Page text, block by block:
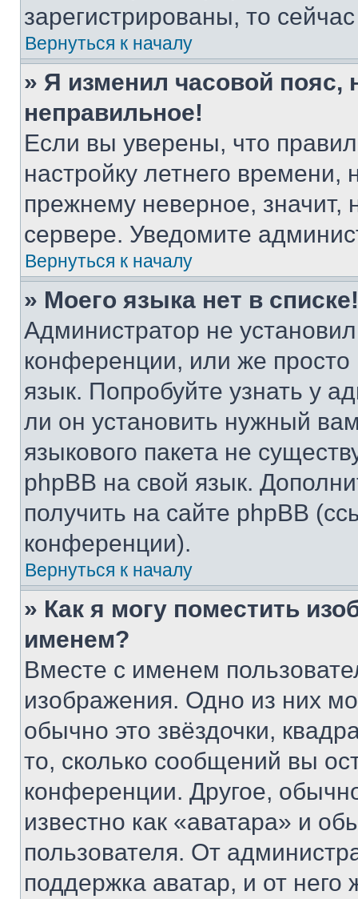
зарегистрированы, то
Вернуться к началу
» Я изменил часовой пояс,
неправильное!
Если вы уверены, что
настройку летнего
прежнему неверное, значит,
сервере. Уведомите
Вернуться к началу
» Моего языка нет в списке!
Администратор не
конференции, или же
язык. Попробуйте узнать у
ли он установить нужный
языкового пакета не
phpBB на свой язык.
получить на сайте phpBB
конференции).
Вернуться к началу
» Как я могу поместить
именем?
Вместе с именем
изображения. Одно из них
обычно это звёздочки,
то, сколько сообщений вы
конференции. Другое,
известно как «аватара» и
пользователя. От
поддержка аватар, и от него